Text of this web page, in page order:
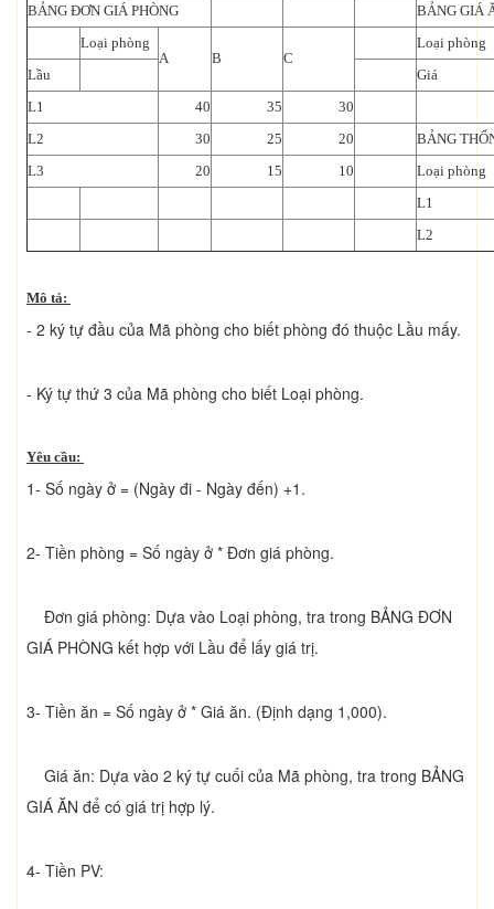
BẢNG ĐƠN GIÁ PHÒNG
BẢNG GIÁ
Loại phòng
A
B C
Loại phòng
Lầu
Giá
L1
40 35
30
L2
30 25 20
BẢNG
L3
20 15 10
Loại phòng
L1
L2
Mô tả:
- 2 ký tự đầu của Mã phòng cho biết phòng đó thuộc Lầu mấy.
- Ký tự thứ 3 của Mã phòng cho biết Loại phòng.
Yêu cầu:
1- Số ngày ở = (Ngày đi - Ngày đến) +1.
2- Tiền phòng = Số ngày ở * Đơn giá phòng.
Đơn giá phòng: Dựa vào Loại phòng, tra trong BẢNG ĐƠN
GIÁ PHÒNG kết hợp với Lầu để lấy giá trị.
3- Tiền ăn = Số ngày ở * Giá ăn. (Định dạng 1,000).
Giá ăn: Dựa vào 2 ký tự cuối của Mã phòng, tra trong BẢNG
GIÁ ĂN để có giá trị hợp lý.
4- Tiền PV: